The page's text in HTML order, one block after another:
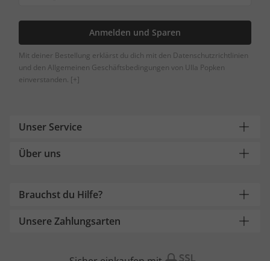
Anmelden und Sparen
Mit deiner Bestellung erklärst du dich mit den Datenschutzrichtlinien
und den Allgemeinen Geschäftsbedingungen von Ulla Popken
einverstanden. [+]
Unser Service
Über uns
Brauchst du Hilfe?
Unsere Zahlungsarten